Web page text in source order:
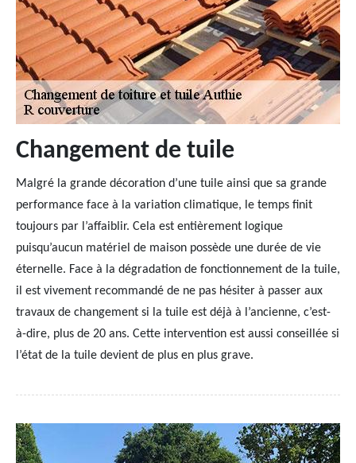
Changement de tuile
Malgré la grande décoration d’une tuile ainsi que sa grande
performance face à la variation climatique, le temps finit
toujours par l’affaiblir. Cela est entièrement logique
puisqu’aucun matériel de maison possède une durée de vie
éternelle. Face à la dégradation de fonctionnement de la tuile,
il est vivement recommandé de ne pas hésiter à passer aux
travaux de changement si la tuile est déjà à l’ancienne, c’est-
à-dire, plus de 20 ans. Cette intervention est aussi conseillée si
l’état de la tuile devient de plus en plus grave.